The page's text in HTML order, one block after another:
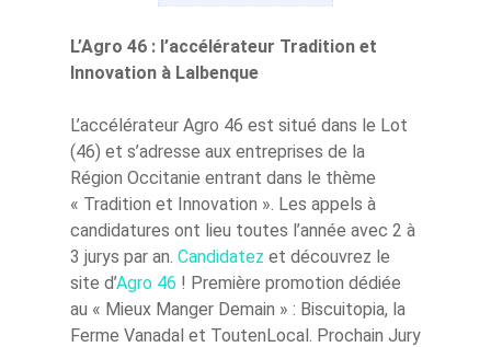
L’Agro 46 : l’accélérateur Tradition et
Innovation à Lalbenque
L’accélérateur Agro 46 est situé dans le Lot
(46) et s’adresse aux entreprises de la
Région Occitanie entrant dans le thème
« Tradition et Innovation ». Les appels à
candidatures ont lieu toutes l’année avec 2 à
3 jurys par an. Candidatez et découvrez le
site d’Agro 46 ! Première promotion dédiée
au « Mieux Manger Demain » : Biscuitopia, la
Ferme Vanadal et ToutenLocal. Prochain Jury